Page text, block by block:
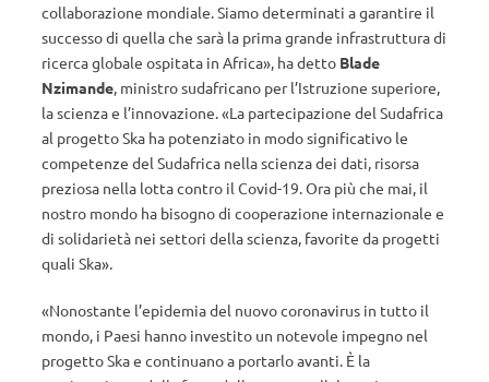
collaborazione mondiale. Siamo determinati a garantire il
successo di quella che sarà la prima grande infrastruttura di
ricerca globale ospitata in Africa», ha detto Blade
Nzimande, ministro sudafricano per l’Istruzione superiore,
la scienza e l’innovazione. «La partecipazione del Sudafrica
al progetto Ska ha potenziato in modo significativo le
competenze del Sudafrica nella scienza dei dati, risorsa
preziosa nella lotta contro il Covid-19. Ora più che mai, il
nostro mondo ha bisogno di cooperazione internazionale e
di solidarietà nei settori della scienza, favorite da progetti
quali Ska».
«Nonostante l’epidemia del nuovo coronavirus in tutto il
mondo, i Paesi hanno investito un notevole impegno nel
progetto Ska e continuano a portarlo avanti. È la